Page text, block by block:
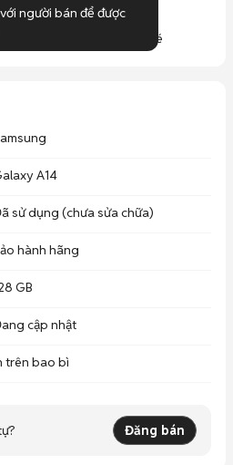
bán lại, ae cần cứ ib nhé
A14
sử dụng (chưa sửa chữa)
hành hãng
GB
cập nhật
trên bao bì
Đăng bán
người bán để được